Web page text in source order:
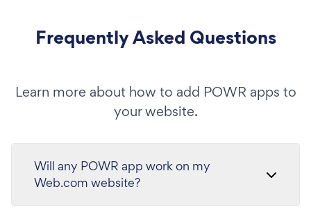
Frequently Asked Questions
Learn more about how to add POWR apps to
your website.
Will any POWR app work on my
Web.com website?